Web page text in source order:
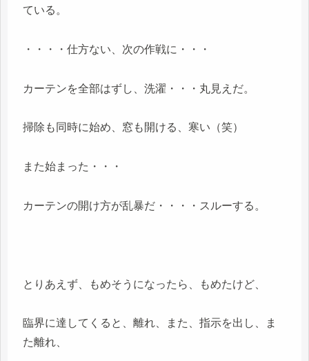
ている。
・・・・仕方ない、次の作戦に・・・
カーテンを全部はずし、洗濯・・・丸見えだ。
掃除も同時に始め、窓も開ける、寒い（笑）
また始まった・・・
カーテンの開け方が乱暴だ・・・・スルーする。
とりあえず、もめそうになったら、もめたけど、
臨界に達してくると、離れ、また、指示を出し、ま
た離れ、